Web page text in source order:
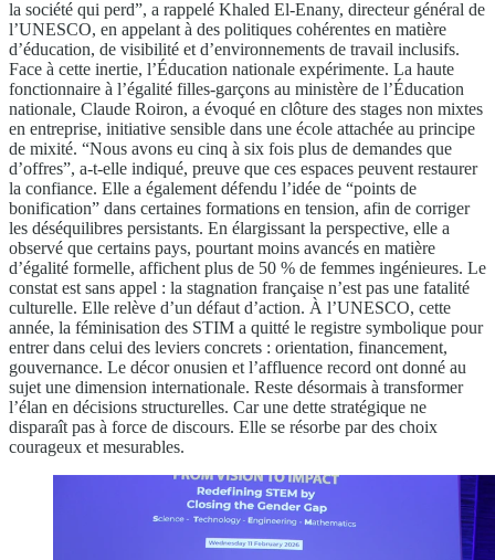
la société qui perd”, a rappelé Khaled El-Enany, directeur général de
l’UNESCO, en appelant à des politiques cohérentes en matière
d’éducation, de visibilité et d’environnements de travail inclusifs.
Face à cette inertie, l’Éducation nationale expérimente. La haute
fonctionnaire à l’égalité filles-garçons au ministère de l’Éducation
nationale, Claude Roiron, a évoqué en clôture des stages non mixtes
en entreprise, initiative sensible dans une école attachée au principe
de mixité. “Nous avons eu cinq à six fois plus de demandes que
d’offres”, a-t-elle indiqué, preuve que ces espaces peuvent restaurer
la confiance. Elle a également défendu l’idée de “points de
bonification” dans certaines formations en tension, afin de corriger
les déséquilibres persistants. En élargissant la perspective, elle a
observé que certains pays, pourtant moins avancés en matière
d’égalité formelle, affichent plus de 50 % de femmes ingénieures. Le
constat est sans appel : la stagnation française n’est pas une fatalité
culturelle. Elle relève d’un défaut d’action. À l’UNESCO, cette
année, la féminisation des STIM a quitté le registre symbolique pour
entrer dans celui des leviers concrets : orientation, financement,
gouvernance. Le décor onusien et l’affluence record ont donné au
sujet une dimension internationale. Reste désormais à transformer
l’élan en décisions structurelles. Car une dette stratégique ne
disparaît pas à force de discours. Elle se résorbe par des choix
courageux et mesurables.